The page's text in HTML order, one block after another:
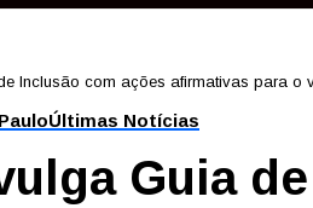
Inclusão com ações afirmativas para o
Últimas Notícias
Guia